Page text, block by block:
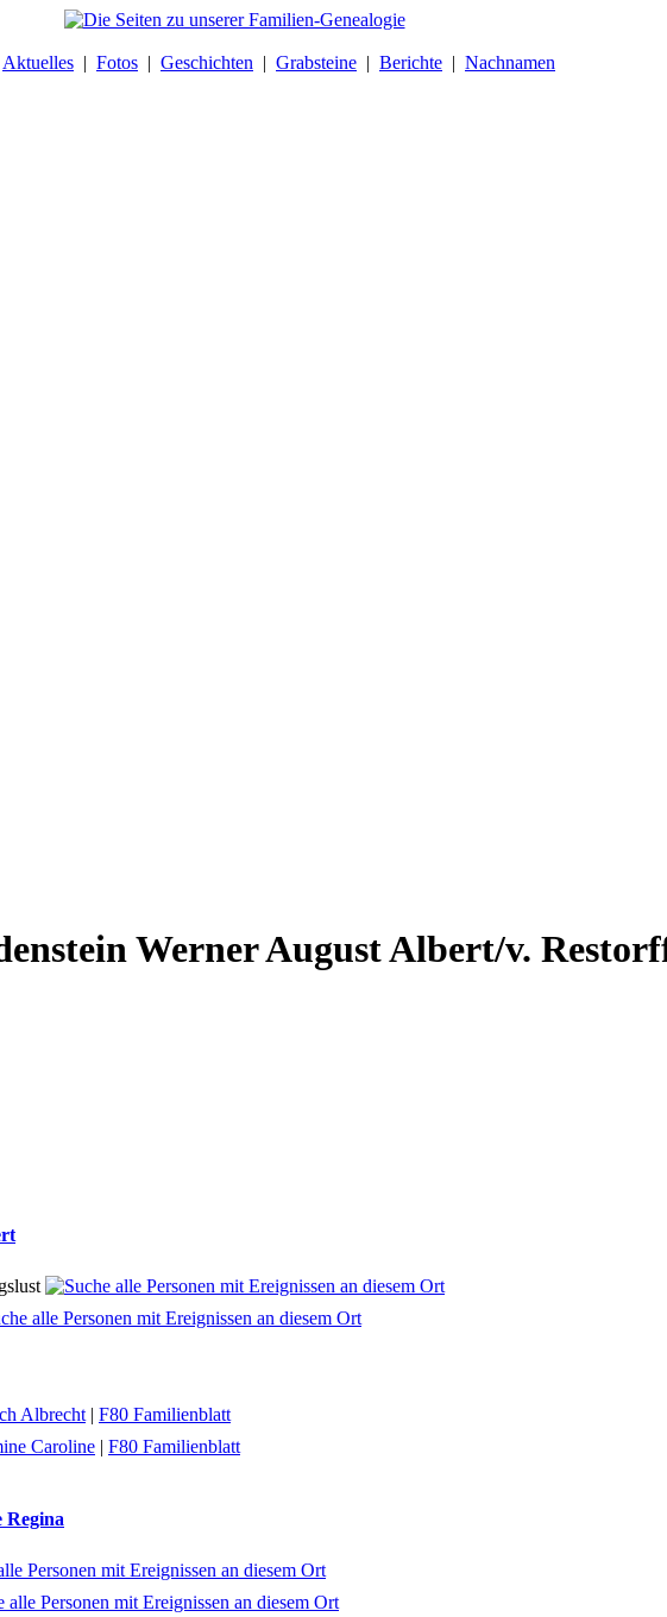
Aktuelles | Fotos | Geschichten | Grabsteine | Berichte | Nachnamen
Werner August Albert/v.
Albrecht| F80 Familienblatt
Caroline | F80 Familienblatt
Regina